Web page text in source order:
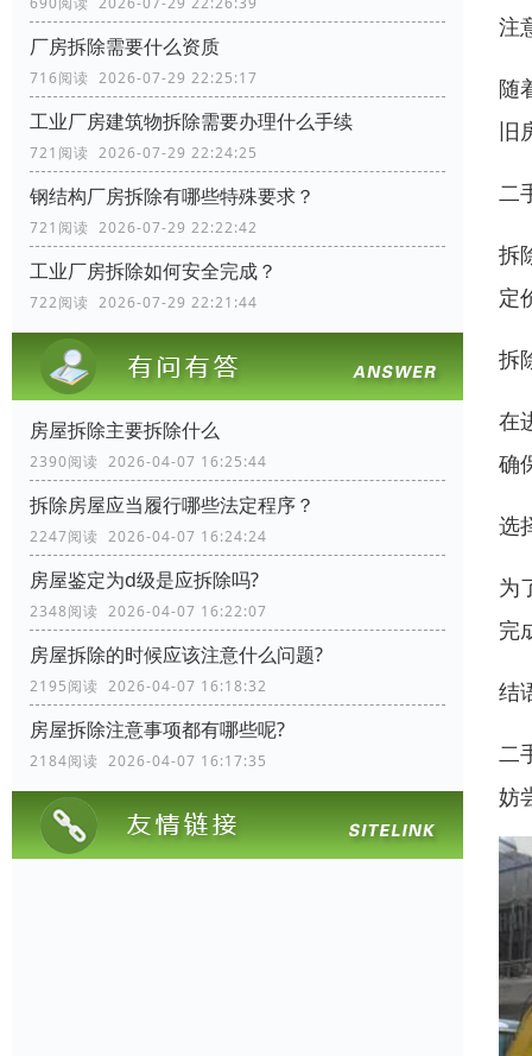
厂房拆除需要什么资质
716阅读 2026-07-29 22:25:17
工业厂房建筑物拆除需要办理什么手续
721阅读 2026-07-29 22:24:25
钢结构厂房拆除有哪些特殊要求？
721阅读 2026-07-29 22:22:42
工业厂房拆除如何安全完成？
722阅读 2026-07-29 22:21:44
房屋拆除主要拆除什么
2390阅读 2026-04-07 16:25:44
拆除房屋应当履行哪些法定程序？
2247阅读 2026-04-07 16:24:24
房屋鉴定为d级是应拆除吗?
2348阅读 2026-04-07 16:22:07
房屋拆除的时候应该注意什么问题?
2195阅读 2026-04-07 16:18:32
房屋拆除注意事项都有哪些呢?
2184阅读 2026-04-07 16:17:35
注
随
旧
二
拆
定
拆
在
确
选
为
完
结
二
妨